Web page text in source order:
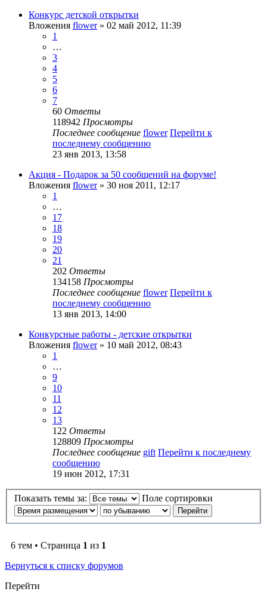
Конкурс детской открытки
Вложения flower» 02 май 2012, 11:39
1
…
3
4
5
6
7
60 Ответы
118942 Просмотры
Последнее сообщение flower Перейти к
последнему сообщению
23 янв 2013, 13:58
Акция - Подарок за 50 сообщений на форуме!
Вложения flower» 30 ноя 2011, 12:17
1
…
17
18
19
20
21
202 Ответы
134158 Просмотры
Последнее сообщение flower Перейти к
последнему сообщению
13 янв 2013, 14:00
Конкурсные работы - детские открытки
Вложения flower» 10 май 2012, 08:43
1
…
9
10
11
12
13
122 Ответы
128809 Просмотры
Последнее сообщение gift Перейти к последнему
сообщению
19 июн 2012, 17:31
Показать темы за: Поле сортировки
6 тем • Страница 1 из 1
Вернуться к списку форумов
Перейти